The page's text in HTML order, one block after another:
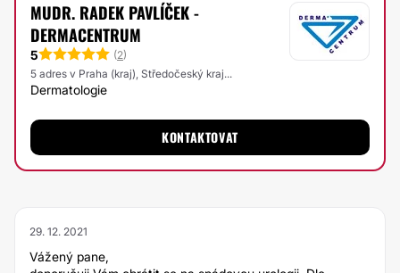
MUDR. RADEK PAVLÍČEK -
DERMACENTRUM
5 (2)
5 adres v Praha (kraj), Středočeský kraj...
Dermatologie
KONTAKTOVAT
29. 12. 2021
Vážený pane,